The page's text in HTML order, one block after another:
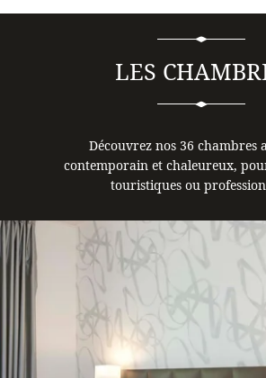
LES
Découvrez nos 36 chambres
contemporain et chaleureux,
touristiques ou